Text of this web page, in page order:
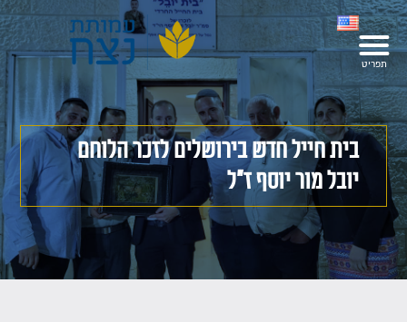
בית חייל חדש בירושלים לזכר הלוחם
יובל מור יוסף ז"ל